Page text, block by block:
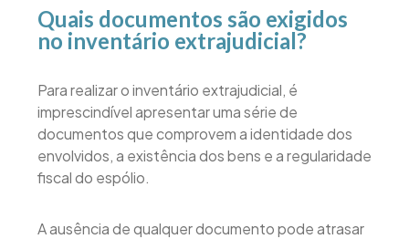
Quais documentos são exigidos
no inventário extrajudicial?
Para realizar o inventário extrajudicial, é
imprescindível apresentar uma série de
documentos que comprovem a identidade dos
envolvidos, a existência dos bens e a regularidade
fiscal do espólio.
A ausência de qualquer documento pode atrasar